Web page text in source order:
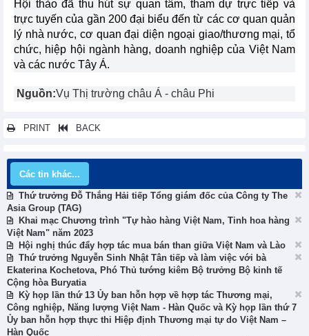
Hội thảo đã thu hút sự quan tâm, tham dự trực tiếp và
trực tuyến của gần 200 đại biểu đến từ các cơ quan quản
lý nhà nước, cơ quan đại diện ngoại giao/thương mại, tổ
chức, hiệp hội ngành hàng, doanh nghiệp của Việt Nam
và các nước Tây Á.
Nguồn:Vụ Thị trường châu Á - châu Phi
PRINT BACK
Các tin khác...
Thứ trưởng Đỗ Thắng Hải tiếp Tổng giám đốc của Công ty The
Asia Group (TAG)
Khai mạc Chương trình "Tự hào hàng Việt Nam, Tinh hoa hàng
Việt Nam" năm 2023
Hội nghị thúc đẩy hợp tác mua bán than giữa Việt Nam và Lào
Thứ trưởng Nguyễn Sinh Nhật Tân tiếp và làm việc với bà
Ekaterina Kochetova, Phó Thủ tướng kiêm Bộ trưởng Bộ kinh tế
Cộng hòa Buryatia
Kỳ họp lần thứ 13 Ủy ban hỗn hợp về hợp tác Thương mại,
Công nghiệp, Năng lượng Việt Nam - Hàn Quốc và Kỳ họp lần thứ 7
Ủy ban hỗn hợp thực thi Hiệp định Thương mại tự do Việt Nam –
Hàn Quốc